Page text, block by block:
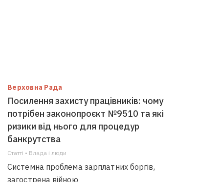
Верховна Рада
Посилення захисту працівників: чому
потрібен законопроєкт №9510 та які
ризики від нього для процедур
банкрутства
Статті • Влада i люди
Системна проблема зарплатних боргів,
загострена війною